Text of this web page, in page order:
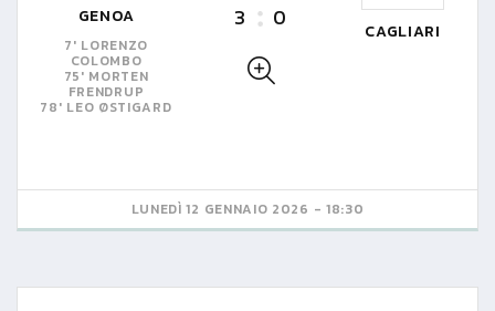
GENOA
7' LORENZO
COLOMBO
75' MORTEN
FRENDRUP
78' LEO ØSTIGARD
3 0 CAGLIARI
LUNEDÌ 12 GENNAIO 2026 - 18:30